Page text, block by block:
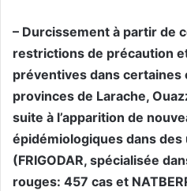
– Durcissement à partir de
restrictions de précaution
préventives dans certaines
provinces de Larache,
suite à l’apparition de
épidémiologiques dans
(FRIGODAR, spécialisée
rouges: 457 cas et